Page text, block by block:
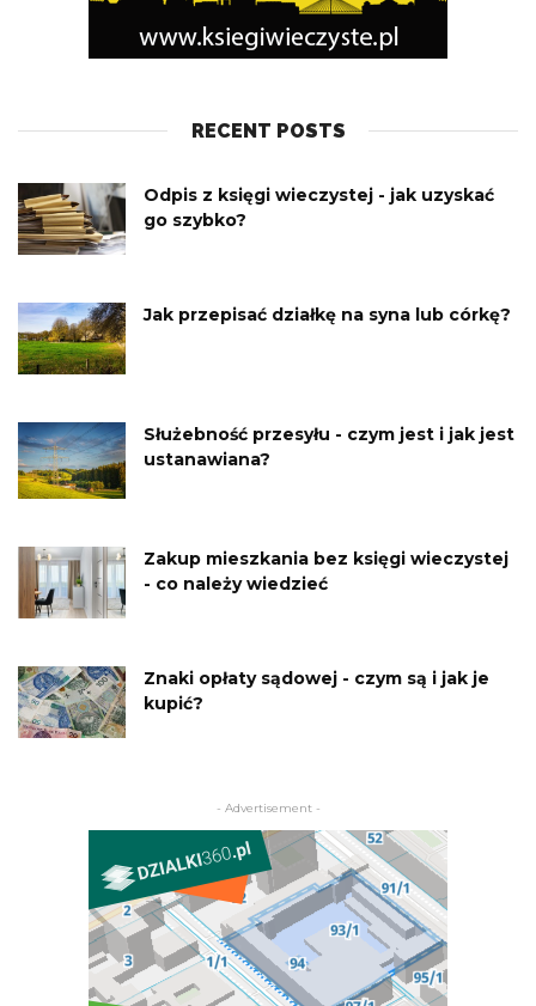
RECENT POSTS
Odpis z księgi wieczystej - jak uzyskać
go szybko?
Jak przepisać działkę na syna lub córkę?
Służebność przesyłu - czym jest i jak jest
ustanawiana?
Zakup mieszkania bez księgi wieczystej
- co należy wiedzieć
Znaki opłaty sądowej - czym są i jak je
kupić?
- Advertisement -